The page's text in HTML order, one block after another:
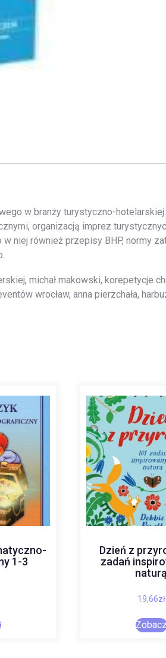
w branży turystyczno-
organizacją imprez
niej również przepisy BHP, normy
michał makowski, korepetycje
wrocław, anna pierzchała,
1-3
Dzień z
zadań
naturą
19,66zł